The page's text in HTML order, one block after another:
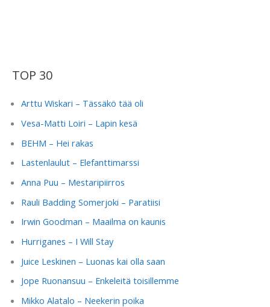
TOP 30
Arttu Wiskari – Tässäkö tää oli
Vesa-Matti Loiri – Lapin kesä
BEHM – Hei rakas
Lastenlaulut – Elefanttimarssi
Anna Puu – Mestaripiirros
Rauli Badding Somerjoki – Paratiisi
Irwin Goodman – Maailma on kaunis
Hurriganes – I Will Stay
Juice Leskinen – Luonas kai olla saan
Jope Ruonansuu – Enkeleitä toisillemme
Mikko Alatalo – Neekerin poika